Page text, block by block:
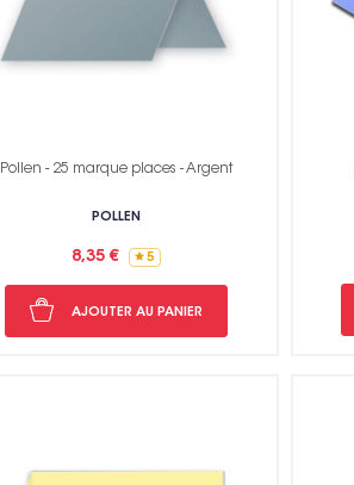
Pollen - 25 marque places - Argent
POLLEN
8,35 € 5
AJOUTER AU PANIER